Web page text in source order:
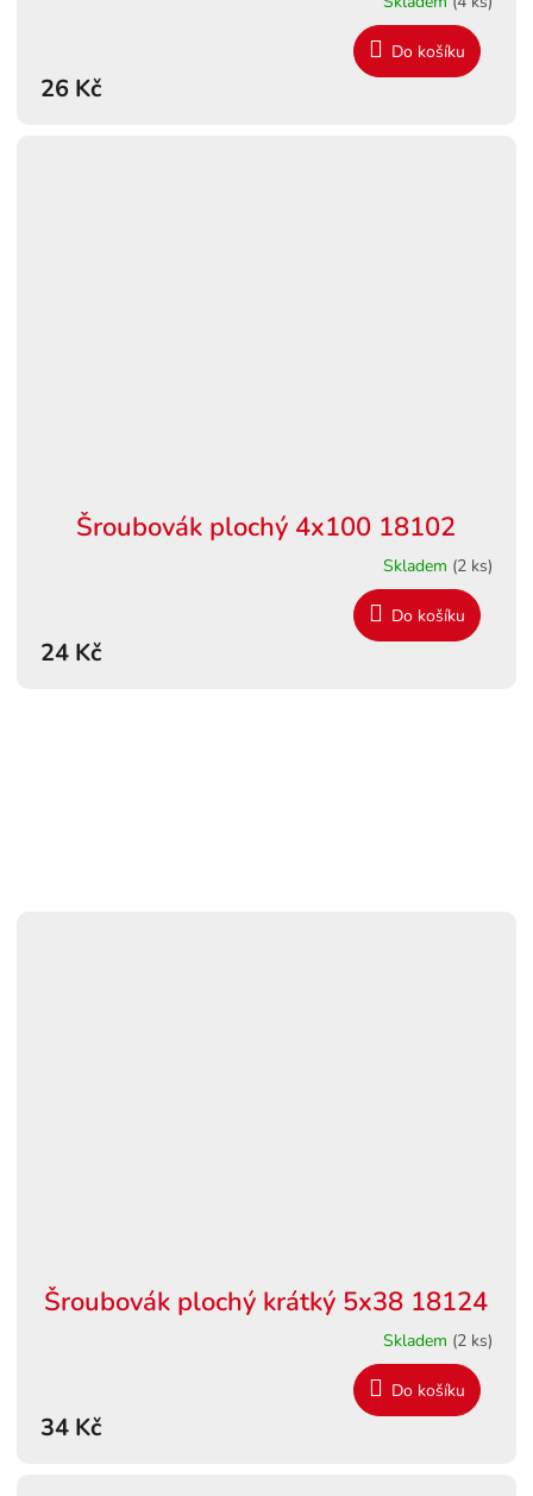
26 Kč
Do košíku
Šroubovák plochý 4x100 18102
Skladem (2 ks)
24 Kč
Do košíku
Šroubovák plochý krátký 5x38 18124
Skladem (2 ks)
34 Kč
Do košíku